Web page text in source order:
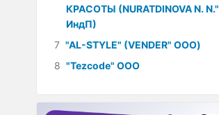
"ASSET LEASING
КРАСОТЫ (NURATDINOVA N. N."
ИндП)
7 "AL-STYLE" (VENDER" ООО)
8 "Tezcode" ООО